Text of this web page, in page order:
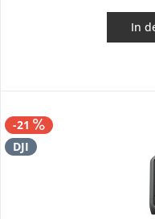
In
-21
DJI